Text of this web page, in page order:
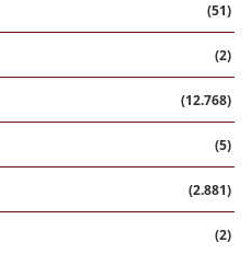
(51)
(2)
(12.768)
(5)
(2.881)
(2)